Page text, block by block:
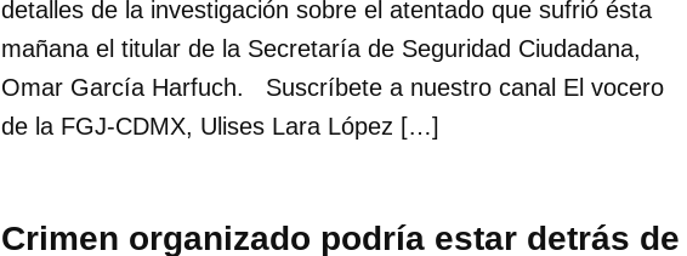
detalles de la investigación sobre el atentado que sufrió ésta
mañana el titular de la Secretaría de Seguridad Ciudadana,
Omar García Harfuch. Suscríbete a nuestro canal El vocero
de la FGJ-CDMX, Ulises Lara López […]
Crimen organizado podría estar detrás de